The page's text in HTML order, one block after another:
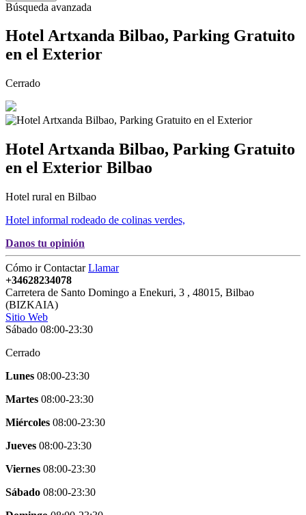
Búsqueda avanzada
Hotel Artxanda Bilbao, Parking Gratuito
en el Exterior
Cerrado
Hotel Artxanda Bilbao, Parking Gratuito
en el Exterior Bilbao
Hotel rural en Bilbao
Hotel informal rodeado de colinas verdes,
Danos tu opinión
Cómo irContactarLlamar
+34628234078
Carretera de Santo Domingo a Enekuri, 3 , 48015, Bilbao
(BIZKAIA)
Sitio Web
Sábado 08:00-23:30
Cerrado
Lunes 08:00-23:30
Martes 08:00-23:30
Miércoles 08:00-23:30
Jueves 08:00-23:30
Viernes 08:00-23:30
Sábado 08:00-23:30